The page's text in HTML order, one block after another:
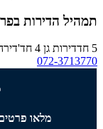
תמהיל הדירות
5 חד דירות גן 4 חד'
072-3713770
מלאו